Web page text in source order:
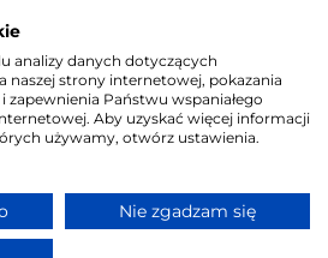
• Polityka prywatności
analizy danych dotyczących
naszej strony internetowej, pokazania
zapewnienia Państwu wspaniałego
Aby uzyskać więcej informacji
używamy, otwórz ustawienia.
Nie zgadzam się